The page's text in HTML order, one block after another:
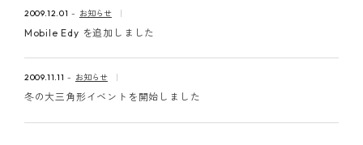
2009.12.01 お知らせ
Mobile Edy を追加しました
2009.11.11 お知らせ
冬の大三角形イベントを開始しました